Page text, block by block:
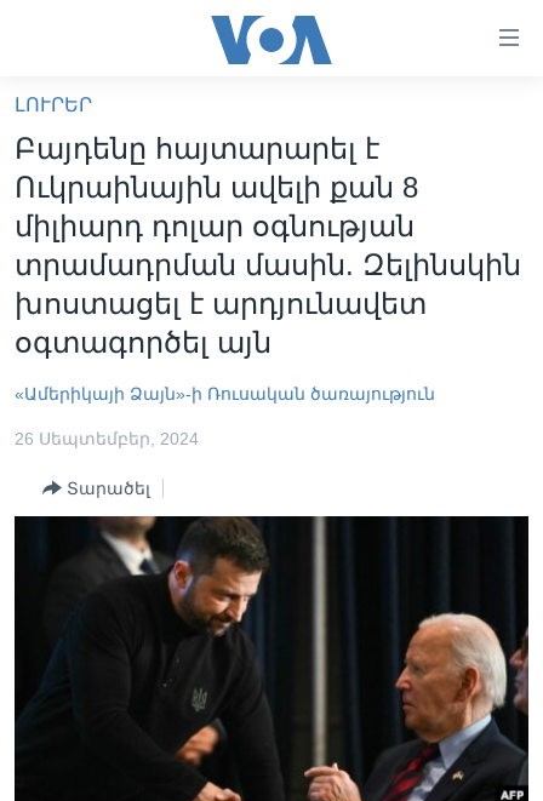
հիմնական
բովանդակությանը
անցնել
հիմնական
բովանդակությանը
հիմնական
բովանդակություն
ԼՈՒՐԵՐ
ՍՓՅՈՒՌՔ
ՏԵՍԱՆՅՈՒԹԵՐ
ՖԻԼՄԵՐ
ՖԻԼՄԵՐ
IN ENGLISH
ՄԵՐ ՄԱՍԻՆ
ՄԵՐ ՄԱՍԻՆ
«ԱՄԵՐԻԿԱՅԻ ՁԱՅՆ»-Ի ԿԱՆՈՆԱԴՐՈՒԹՅՈՒՆ
ԿԱՊ ՄԵԶ ՀԵՏ
ՈՒԿՐԱԻՆԱԿԱՆ ՊԱՏԵՐԱԶՄ
Learning English
ՀԵՏԵՒԵՔ ՄԵԶ
ԼՈՒՐԵՐ
Բայդենը հայտարարել է
Ուկրաինային ավելի քան 8
միլիարդ դոլար օգնության
տրամադրման մասին. Զելինսկին
խոստացել է արդյունավետ
օգտագործել այն
«Ամերիկայի Ձայն»-ի Ռուսական ծառայություն
26 Սեպտեմբեր, 2024
Տարածել